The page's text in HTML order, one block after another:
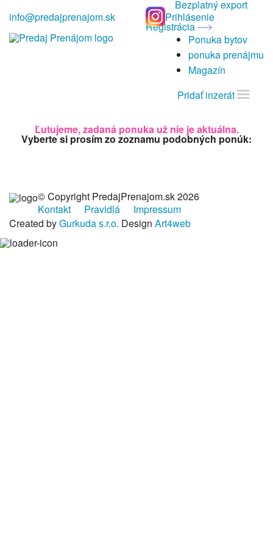
info@predajprenajom.sk
Bezplatný export
Prihlásenie
Registrácia
Ponuka bytov
ponuka prenájmu
Magazín
Pridať inzerát
Ľutujeme, zadaná ponuka už nie je aktuálna.
Vyberte si prosím zo zoznamu podobných ponúk:
© Copyright PredajPrenajom.sk 2026
Kontakt
Pravidlá
Impressum
Created byGurkuda s.r.o. Design Art4web